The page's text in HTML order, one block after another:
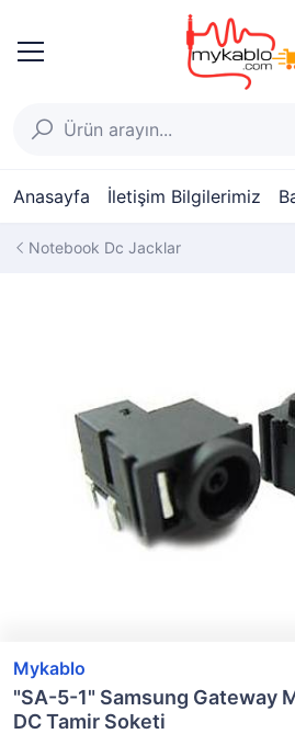
Anasayfa İletişim Bilgilerimiz
Notebook Dc Jacklar
Mykablo
"SA-5-1" Samsung Gateway
DC Tamir Soketi